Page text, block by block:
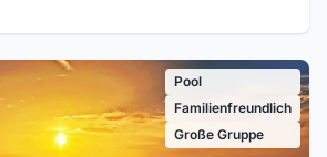
Pool
Familienfreundlich
Große Gruppe